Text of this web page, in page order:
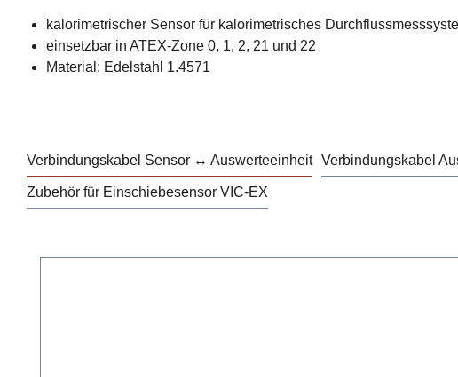
kalorimetrischer Sensor für kalorimetrisches
einsetzbar in ATEX-Zone 0, 1, 2, 21 und 22
Material: Edelstahl 1.4571
Verbindungskabel Sensor ↔ Auswerteeinheit Verbindungskabel
Zubehör für Einschiebesensor VIC-EX